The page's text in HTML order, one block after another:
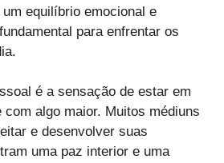
equilíbrio emocional e
para enfrentar os
é a sensação de estar em
com algo maior. Muitos médiuns
e desenvolver suas
uma paz interior e uma